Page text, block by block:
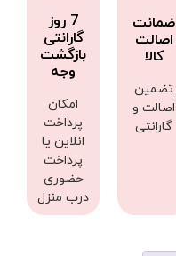
ضمانت
اصالت
کالا
تضمین
اصالت و
گارانتی
7 روز
گارانتی
بازگشت
وجه
امکان
پرداخت
انلاین یا
پرداخت
حضوری
درب منزل